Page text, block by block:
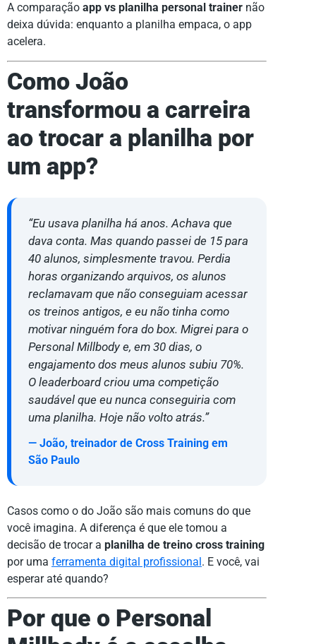
A comparação app vs planilha personal trainer não
deixa dúvida: enquanto a planilha empaca, o app
acelera.
Como João
transformou a carreira
ao trocar a planilha por
um app?
“Eu usava planilha há anos. Achava que
dava conta. Mas quando passei de 15 para
40 alunos, simplesmente travou. Perdia
horas organizando arquivos, os alunos
reclamavam que não conseguiam acessar
os treinos antigos, e eu não tinha como
motivar ninguém fora do box. Migrei para o
Personal Millbody e, em 30 dias, o
engajamento dos meus alunos subiu 70%.
O leaderboard criou uma competição
saudável que eu nunca conseguiria com
uma planilha. Hoje não volto atrás.”
— João, treinador de Cross Training em
São Paulo
Casos como o do João são mais comuns do que
você imagina. A diferença é que ele tomou a
decisão de trocar a planilha de treino cross training
por uma ferramenta digital profissional. E você, vai
esperar até quando?
Por que o Personal